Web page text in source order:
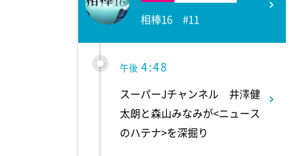
相棒16 #11
午後 4:48
スーパーJチャンネル 井澤健
太朗と森山みなみが<ニュース
のハテナ>を深掘り